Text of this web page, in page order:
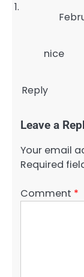
nice
Reply
Leave a
Your email
Required
Comment *